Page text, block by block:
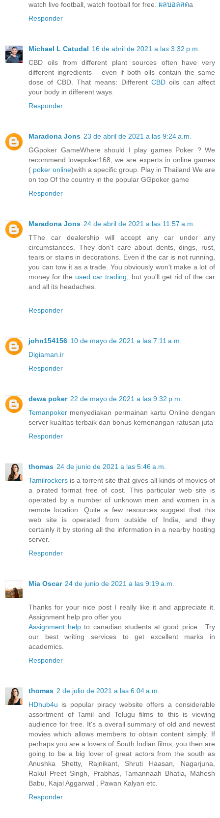
watch live football, watch football for free. ผลบอลสดa
Responder
Michael L Catudal 16 de abril de 2021 a las 3:32 p.m.
CBD oils from different plant sources often have very
different ingredients - even if both oils contain the same
dose of CBD. That means: Different CBD oils can affect
your body in different ways.
Responder
Maradona Jons 23 de abril de 2021 a las 9:24 a.m.
GGpoker GameWhere should I play games Poker ? We
recommend lovepoker168, we are experts in online games
( poker online)with a specific group. Play in Thailand We are
on top Of the country in the popular GGpoker game
Responder
Maradona Jons 24 de abril de 2021 a las 11:57 a.m.
TThe car dealership will accept any car under any
circumstances. They don't care about dents, dings, rust,
tears or stains in decorations. Even if the car is not running,
you can tow it as a trade. You obviously won't make a lot of
money for the used car trading, but you'll get rid of the car
and all its headaches.
Responder
john154156 10 de mayo de 2021 a las 7:11 a.m.
Digiaman.ir
Responder
dewa poker 22 de mayo de 2021 a las 9:32 p.m.
Temanpoker menyediakan permainan kartu Online dengan
server kualitas terbaik dan bonus kemenangan ratusan juta
Responder
thomas 24 de junio de 2021 a las 5:46 a.m.
Tamilrockers is a torrent site that gives all kinds of movies of
a pirated format free of cost. This particular web site is
operated by a number of unknown men and women in a
remote location. Quite a few resources suggest that this
web site is operated from outside of India, and they
certainly it by storing all the information in a nearby hosting
server.
Responder
Mia Oscar 24 de junio de 2021 a las 9:19 a.m.
Thanks for your nice post I really like it and appreciate it.
Assignment help pro offer you
Assignment help to canadian students at good price . Try
our best writing services to get excellent marks in
academics.
Responder
thomas 2 de julio de 2021 a las 6:04 a.m.
HDhub4u is popular piracy website offers a considerable
assortment of Tamil and Telugu films to this is viewing
audience for free. It's a overall summary of old and newest
movies which allows members to obtain content simply. If
perhaps you are a lovers of South Indian films, you then are
going to be a big lover of great actors from the south as
Anushka Shetty, Rajnikant, Shruti Haasan, Nagarjuna,
Rakul Preet Singh, Prabhas, Tamannaah Bhatia, Mahesh
Babu, Kajal Aggarwal , Pawan Kalyan etc.
Responder